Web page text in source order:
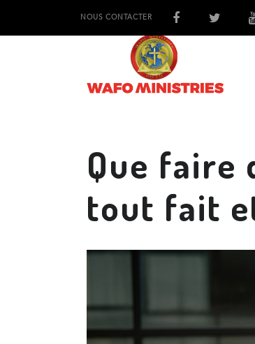
NOUS CONTACTER
Que faire
tout fait